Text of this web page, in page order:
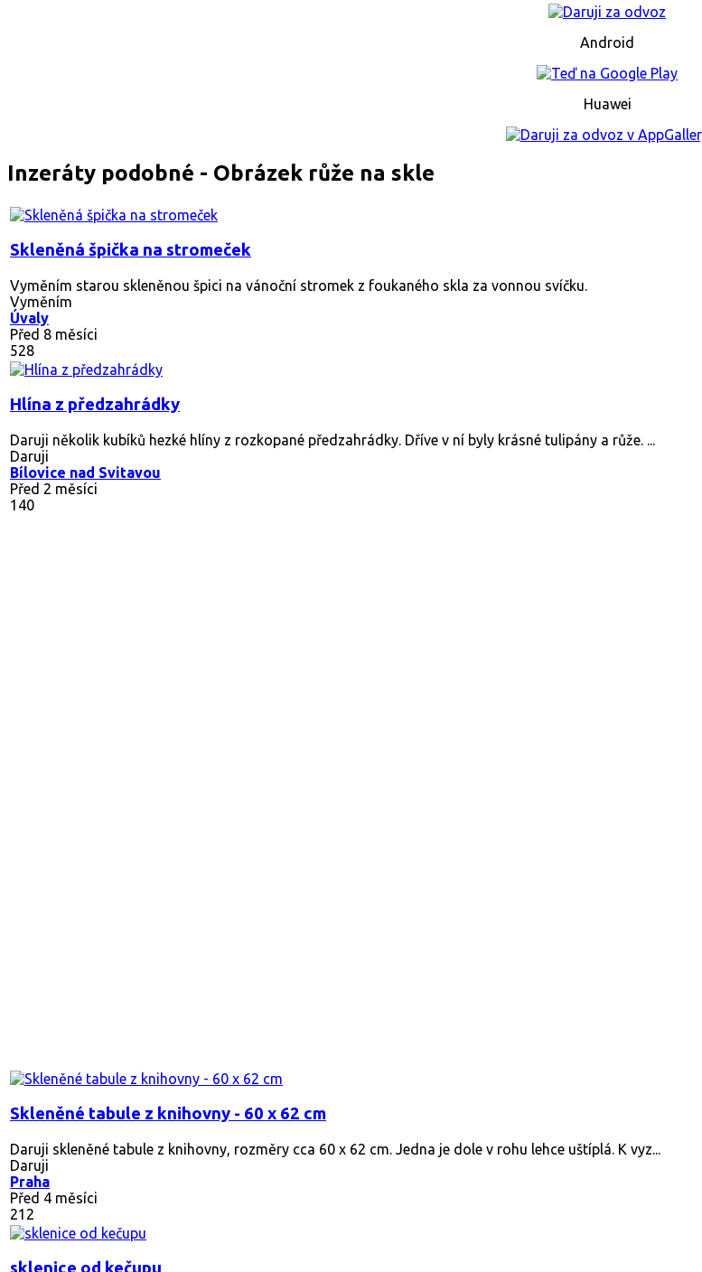
Android
Huawei
Inzeráty podobné - Obrázek růže na skle
Skleněná špička na stromeček
Vyměním starou skleněnou špici na vánoční stromek z foukaného skla za vonnou svíčku.
Vyměním
Úvaly
Před 8 měsíci
528
Hlína z předzahrádky
Daruji několik kubíků hezké hlíny z rozkopané předzahrádky. Dříve v ní byly krásné tulipány a růže. ...
Daruji
Bílovice nad Svitavou
Před 2 měsíci
140
Skleněné tabule z knihovny - 60 x 62 cm
Daruji skleněné tabule z knihovny, rozměry cca 60 x 62 cm. Jedna je dole v rohu lehce uštíplá. K vyz...
Daruji
Praha
Před 4 měsíci
212
sklenice od kečupu